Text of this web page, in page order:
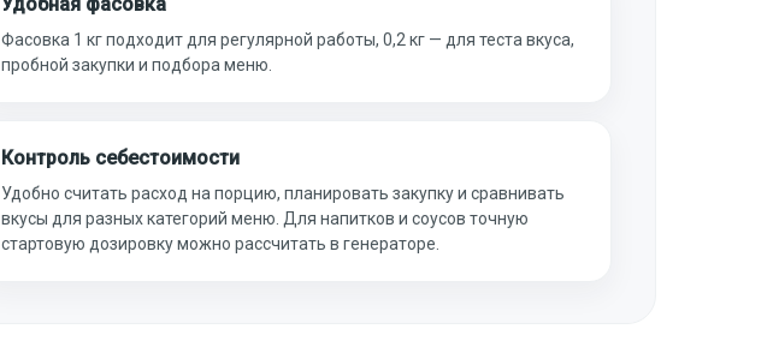
Фасовка 1 кг подходит для регулярной работы, 0,2 кг — для теста вкуса,
пробной закупки и подбора меню.
Контроль себестоимости
Удобно считать расход на порцию, планировать закупку и сравнивать
вкусы для разных категорий меню. Для напитков и соусов точную
стартовую дозировку можно рассчитать в генераторе.